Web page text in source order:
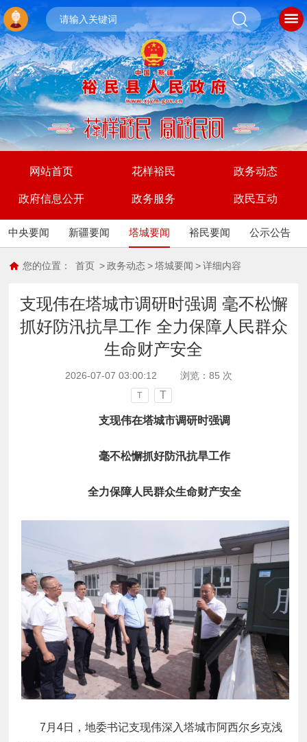
网站首页 花样裕民 政务动态
政府信息公开 政务服务 政民互动
中央要闻 新疆要闻 塔城要闻 裕民要闻 公示公告
您的位置： 首页 > 政务动态 > 塔城要闻 > 详细内容
支现伟在塔城市调研时强调 毫不松懈
抓好防汛抗旱工作 全力保障人民群众
生命财产安全
2026-07-07 03:00:12 浏览： 85 次
T T
支现伟在塔城市调研时强调
毫不松懈抓好防汛抗旱工作
全力保障人民群众生命财产安全
7月4日，地委书记支现伟深入塔城市阿西尔乡克浅